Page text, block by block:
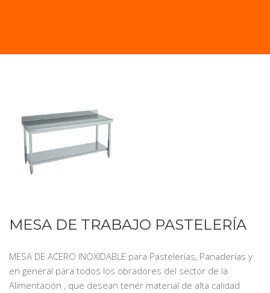
MESA DE TRABAJO PASTELERÍA
MESA DE ACERO INOXIDABLE para Pastelerías, Panaderías y
en general para todos los obradores del sector de la
Alimentación , que desean tener material de alta calidad